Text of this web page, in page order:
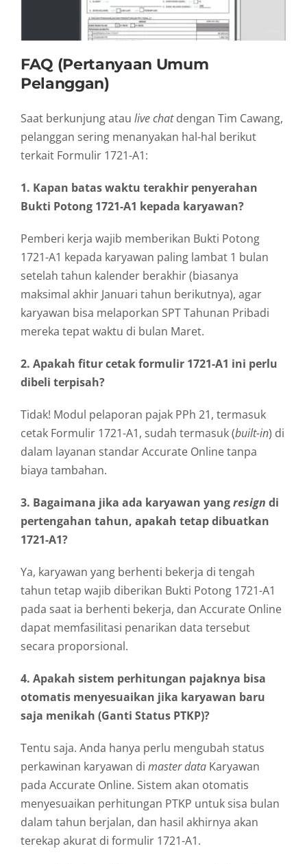
FAQ (Pertanyaan Umum
Pelanggan)
Saat berkunjung atau live chatdengan Tim Cawang,
pelanggan sering menanyakan hal-hal berikut
terkait Formulir 1721-A1:
1. Kapan batas waktu terakhir penyerahan
Bukti Potong 1721-A1 kepada karyawan?
Pemberi kerja wajib memberikan Bukti Potong
1721-A1 kepada karyawan paling lambat 1 bulan
setelah tahun kalender berakhir (biasanya
maksimal akhir Januari tahun berikutnya), agar
karyawan bisa melaporkan SPT Tahunan Pribadi
mereka tepat waktu di bulan Maret.
2. Apakah fitur cetak formulir 1721-A1 ini perlu
dibeli terpisah?
Tidak! Modul pelaporan pajak PPh 21, termasuk
cetak Formulir 1721-A1, sudah termasuk (built-in) di
dalam layanan standar Accurate Online tanpa
biaya tambahan.
3. Bagaimana jika ada karyawan yangresign di
pertengahan tahun, apakah tetap dibuatkan
1721-A1?
Ya, karyawan yang berhenti bekerja di tengah
tahun tetap wajib diberikan Bukti Potong 1721-A1
pada saat ia berhenti bekerja, dan Accurate Online
dapat memfasilitasi penarikan data tersebut
secara proporsional.
4. Apakah sistem perhitungan pajaknya bisa
otomatis menyesuaikan jika karyawan baru
saja menikah (Ganti Status PTKP)?
Tentu saja. Anda hanya perlu mengubah status
perkawinan karyawan di master data Karyawan
pada Accurate Online. Sistem akan otomatis
menyesuaikan perhitungan PTKP untuk sisa bulan
dalam tahun berjalan, dan hasil akhirnya akan
terekap akurat di formulir 1721-A1.